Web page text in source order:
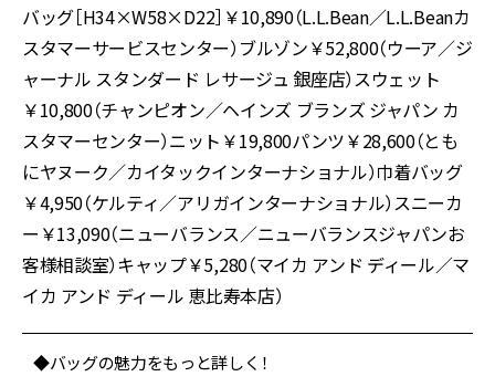
バッグ［H34×W58×D22］￥10,890（L.L.Bean／L.L.Beanカ
スタマーサービスセンター）ブルゾン￥52,800（ウーア／ジ
ャーナル スタンダード レサージュ 銀座店）スウェット
￥10,800（チャンピオン／ヘインズ ブランズ ジャパン カ
スタマーセンター）ニット￥19,800パンツ￥28,600（とも
にヤヌーク／カイタックインターナショナル）巾着バッグ
￥4,950（ケルティ／アリガインターナショナル）スニーカ
ー￥13,090（ニューバランス／ニューバランスジャパンお
客様相談室）キャップ￥5,280（マイカ アンド ディール／マ
イカ アンド ディール 恵比寿本店）
◆バッグの魅力をもっと詳しく！